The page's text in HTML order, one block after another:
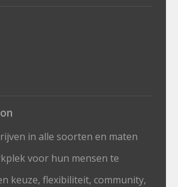
in alle soorten en maten
voor hun mensen te
keuze, flexibiliteit, community,